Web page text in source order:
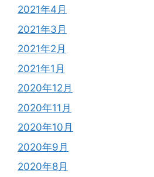
2021年4月
2021年3月
2021年2月
2021年1月
2020年12月
2020年11月
2020年10月
2020年9月
2020年8月